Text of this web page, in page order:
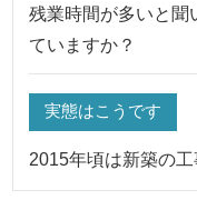
残業時間が多いと聞
ていますか？
実態はこうです
2015年頃は新築の